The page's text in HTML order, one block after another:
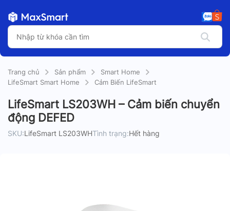
Trang chủ Sản phẩm
Smart Home
LifeSmart Smart Home
Cảm Biến LifeSmart
LifeSmart LS203WH – Cảm biến chuyển
động DEFED
SKU:LifeSmart LS203WHTình trạng:Hết hàng